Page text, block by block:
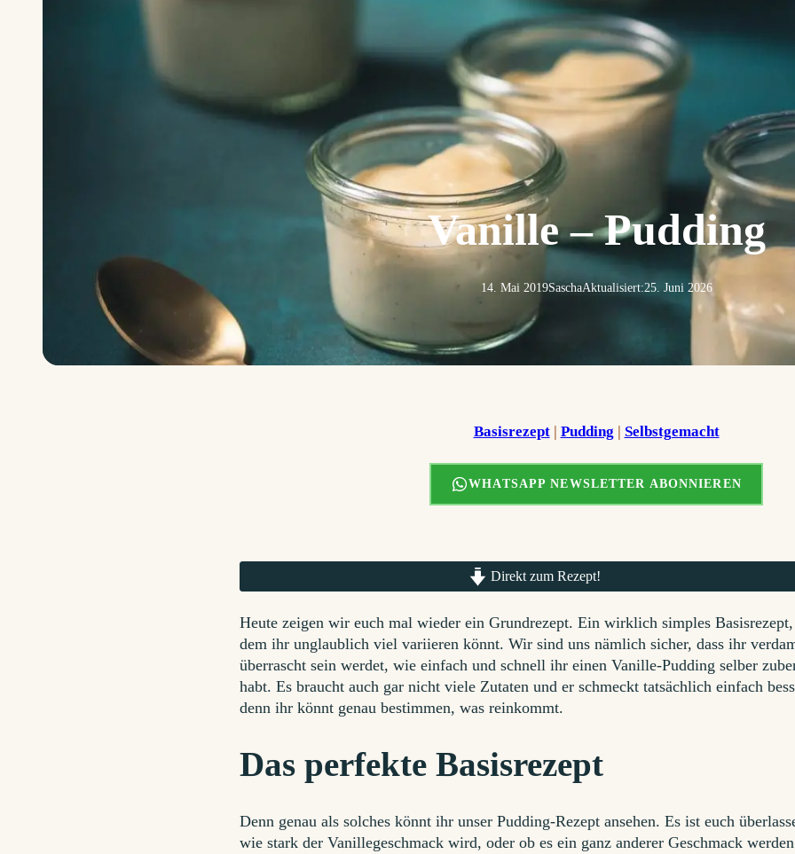
Vanille – Pudding
14. Mai 2019SaschaAktualisiert:25. Juni 2026
Basisrezept | Pudding Selbstgemacht
WHATSAPP NEWSLETTER ABONNIEREN
Direkt zum Rezept!
Heute zeigen wir euch mal wieder ein Grundrezept. Ein wirklich simples
dem ihr unglaublich viel variieren könnt. Wir sind uns nämlich sicher, dass ihr
überrascht sein werdet, wie einfach und schnell ihr einen Vanille-Pudding selber
habt. Es braucht auch gar nicht viele Zutaten und er schmeckt tatsächlich einfach
denn ihr könnt genau bestimmen, was reinkommt.
Das perfekte Basisrezept
Denn genau als solches könnt ihr unser Pudding-Rezept ansehen. Es ist euch
wie stark der Vanillegeschmack wird, oder ob es ein ganz anderer Geschmack